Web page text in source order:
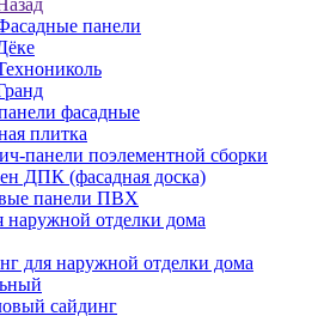
панели
фасадные
плитка
панели поэлементной сборки
ДПК (фасадная доска)
панели ПВХ
наружной отделки дома
для наружной отделки дома
сайдинг